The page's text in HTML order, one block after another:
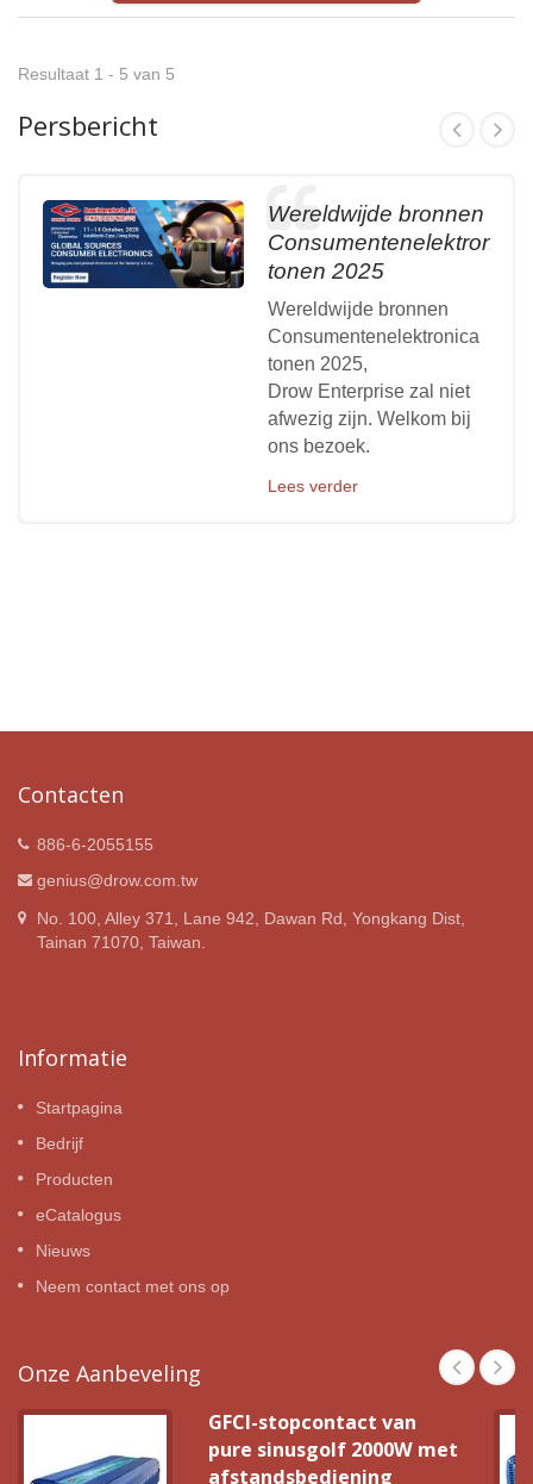
Resultaat 1 - 5 van 5
Persbericht
Wereldwijde bronnen
Consumentenelektronica
tonen 2025
Wereldwijde bronnen
Consumentenelektronica
tonen 2025,
Drow Enterprise zal niet
afwezig zijn. Welkom bij
ons bezoek.
Lees verder
Contacten
886-6-2055155
genius@drow.com.tw
No. 100, Alley 371, Lane 942, Dawan Rd, Yongkang Dist,
Tainan 71070, Taiwan.
Informatie
Startpagina
Bedrijf
Producten
eCatalogus
Nieuws
Neem contact met ons op
Onze Aanbeveling
GFCI-stopcontact van
pure sinusgolf 2000W met
afstandsbediening